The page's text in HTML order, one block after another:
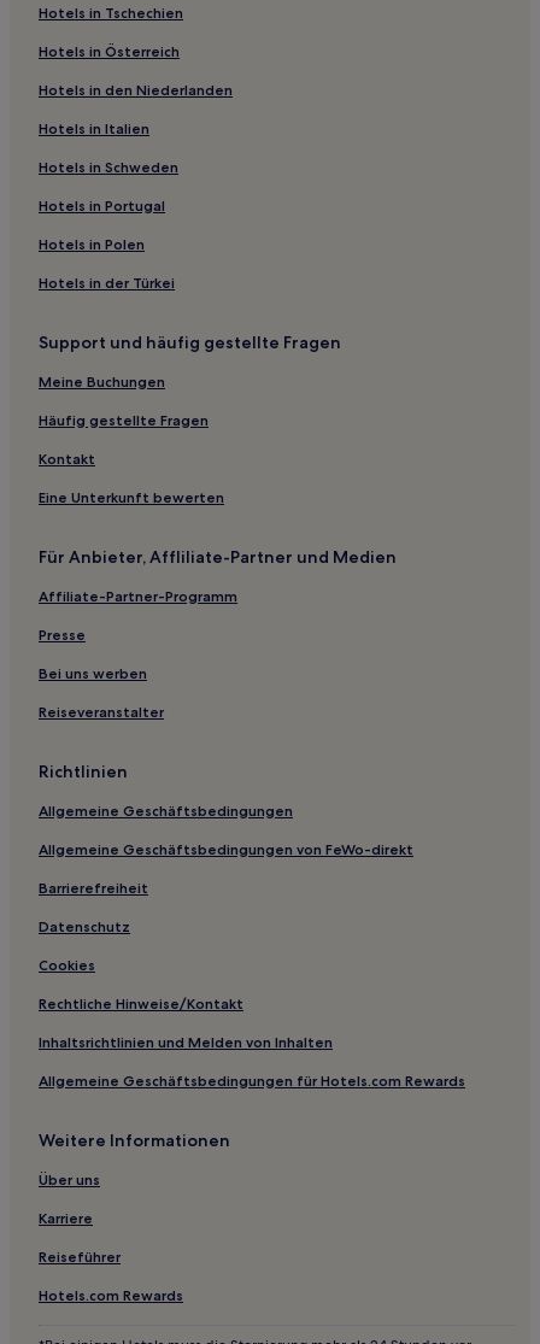
São Paio de Oleiros Hotels
Rio Meão Hotels
Macieira de Cambra Hotels
Esmoriz Hotels
Gafanha do Carmo Hotels
Aradas Hotels
Loureiro Hotels
Hotels nahe Barrinha de Esmoriz Stege
Torreira Hotels
Escapães Hotels
Aveiro Hotels
São Pedro de Castelões Hotels
Hotels nahe Pacos da Cultura
Hotels nahe Parque Urbano do Rio Ul
Aguada de Cima Hotels
Hotels nahe Vaga Splash Wasserpark
Hotels nahe Monumento ao emigrante
Hotels nahe 516 Arouca Hängebrücke
Paços de Brandão Hotels
Vila de Cucujães Hotels
Hotels nahe Gedenkstätte zum Unglück der Ponte Hintze
Guetim: Hotels
Argoncilhe Hotels
Santa Eulália Hotels
Hotels in Tschechien
Hotels in Österreich
Hotels in den Niederlanden
Hotels in Italien
Hotels in Schweden
Hotels in Portugal
Hotels in Polen
Hotels in der Türkei
Support und häufig gestellte Fragen
Meine Buchungen
Häufig gestellte Fragen
Kontakt
Eine Unterkunft bewerten
Für Anbieter, Affliliate-Partner und Medien
Affiliate-Partner-Programm
Presse
Bei uns werben
Reiseveranstalter
Richtlinien
Allgemeine Geschäftsbedingungen
Allgemeine Geschäftsbedingungen von FeWo-direkt
Barrierefreiheit
Datenschutz
Cookies
Rechtliche Hinweise/Kontakt
Inhaltsrichtlinien und Melden von Inhalten
Allgemeine Geschäftsbedingungen für Hotels.com Rewards
Weitere Informationen
Über uns
Karriere
Reiseführer
Hotels.com Rewards